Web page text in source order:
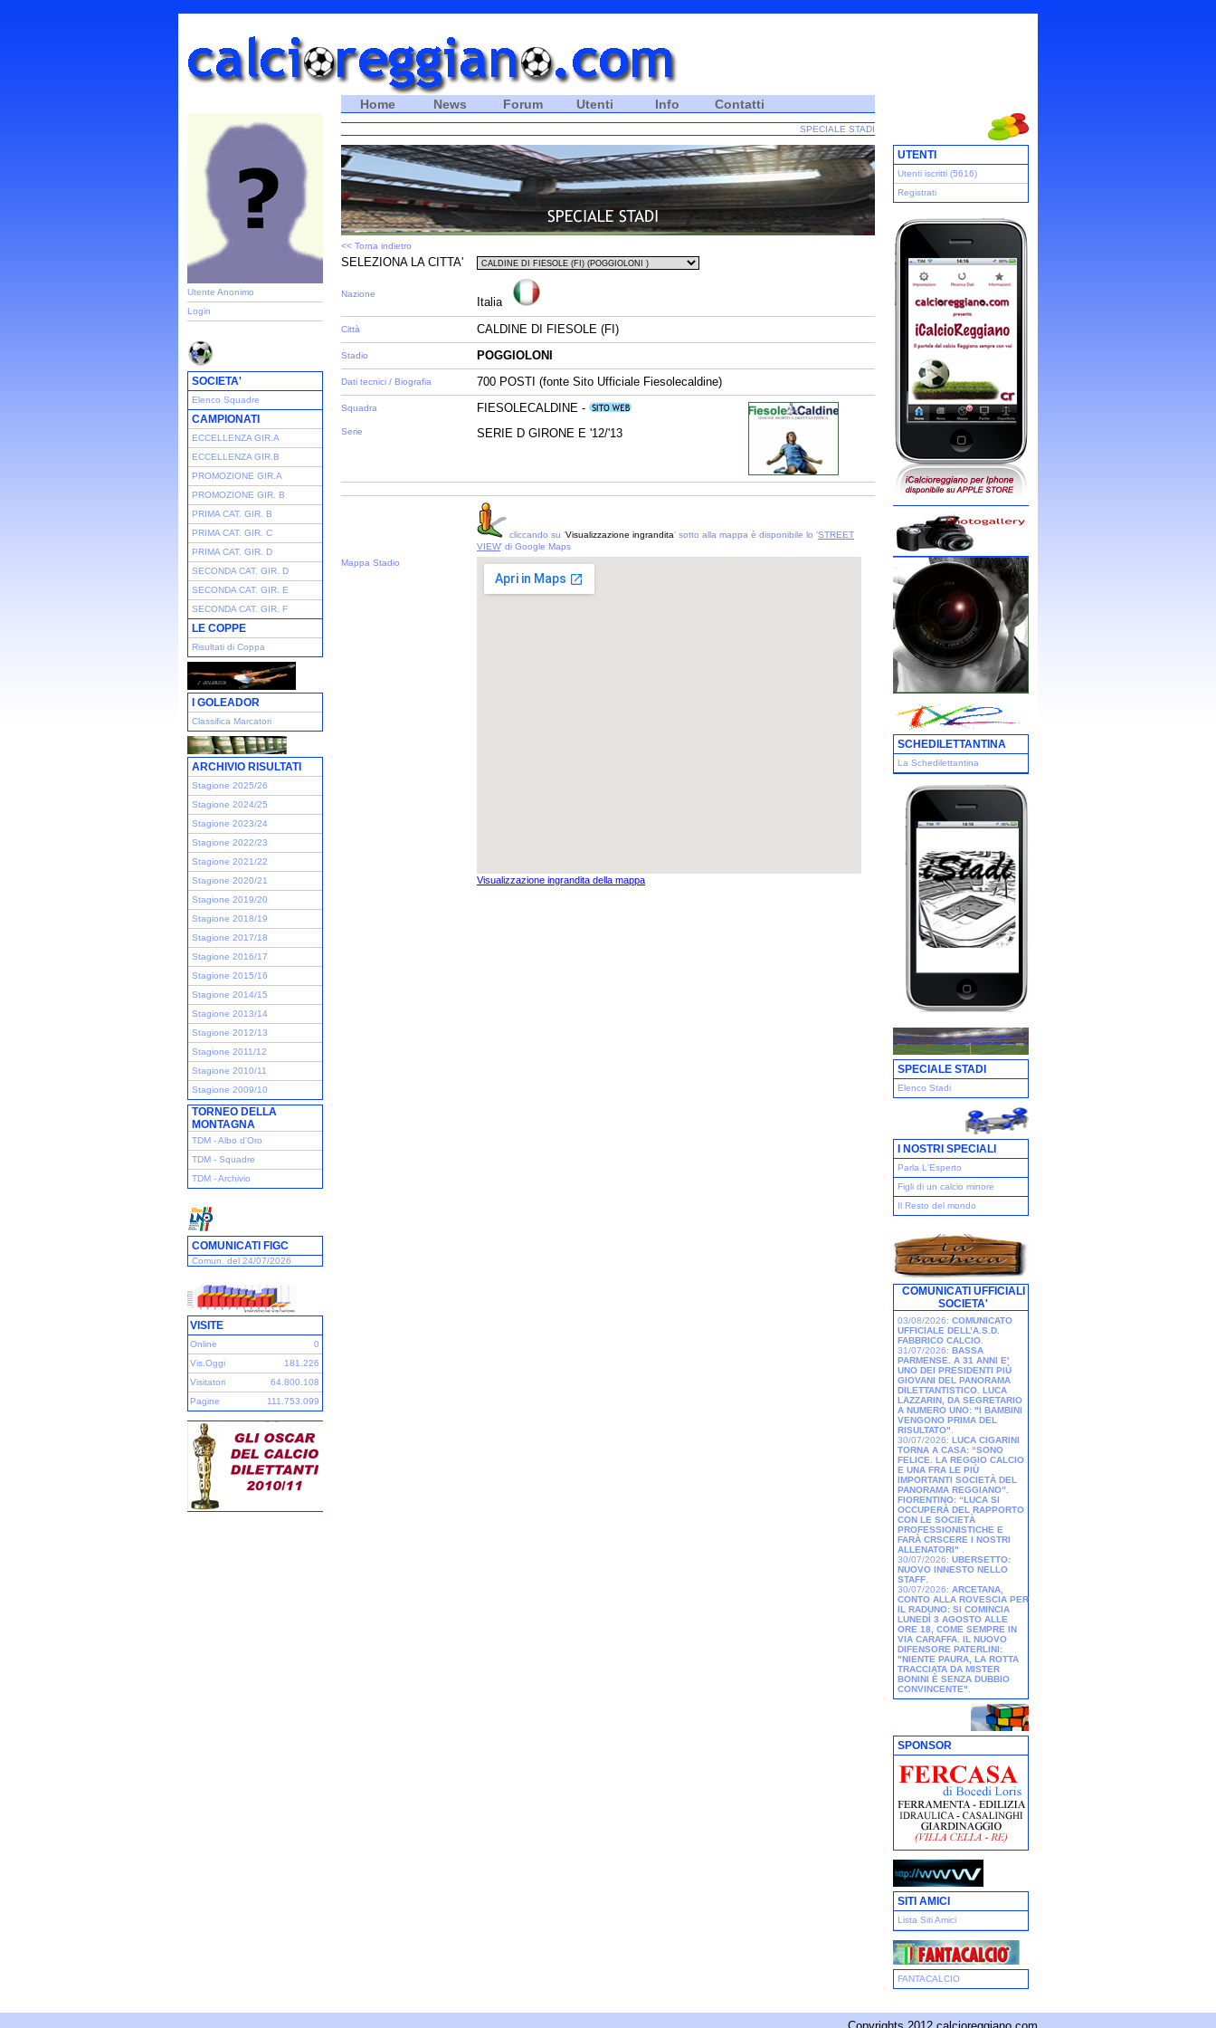
Utente Anonimo
Login
SOCIETA'
Elenco Squadre
CAMPIONATI
ECCELLENZA GIR.A
ECCELLENZA GIR.B
PROMOZIONE GIR.A
PROMOZIONE GIR. B
PRIMA CAT. GIR. B
PRIMA CAT. GIR. C
PRIMA CAT. GIR. D
SECONDA CAT. GIR. D
SECONDA CAT. GIR. E
SECONDA CAT. GIR. F
LE COPPE
Risultati di Coppa
I GOLEADOR
Classifica Marcatori
ARCHIVIO RISULTATI
Stagione 2025/26
Stagione 2024/25
Stagione 2023/24
Stagione 2022/23
Stagione 2021/22
Stagione 2020/21
Stagione 2019/20
Stagione 2018/19
Stagione 2017/18
Stagione 2016/17
Stagione 2015/16
Stagione 2014/15
Stagione 2013/14
Stagione 2012/13
Stagione 2011/12
Stagione 2010/11
Stagione 2009/10
TORNEO DELLA
MONTAGNA
TDM - Albo d'Oro
TDM - Squadre
TDM - Archivio
COMUNICATI FIGC
Comun. del 24/07/2026
VISITE
Online
0
Vis.Oggi
181.226
Visitatori
64.800.108
Pagine
111.753.099
Home News Forum Utenti Info Contatti
SPECIALE STADI
<< Torna indietro
SELEZIONA LA CITTA'
Nazione
Italia
Città CALDINE DI FIESOLE (FI)
Stadio POGGIOLONI
Dati tecnici / Biografia 700 POSTI (fonte Sito Ufficiale Fiesolecaldine)
Squadra
Serie
FIESOLECALDINE -
SERIE D GIRONE E '12/'13
cliccando su 'Visualizzazione ingrandita' sotto alla mappa è disponibile lo 'STREET
VIEW' di Google Maps
Mappa Stadio
Visualizzazione ingrandita della mappa
UTENTI
Utenti iscritti (5616)
Registrati
SCHEDILETTANTINA
La Schedilettantina
SPECIALE STADI
Elenco Stadi
I NOSTRI SPECIALI
Parla L'Esperto
Figli di un calcio minore
Il Resto del mondo
COMUNICATI UFFICIALI
SOCIETA'
03/08/2026: COMUNICATO
UFFICIALE DELL’A.S.D.
FABBRICO CALCIO
31/07/2026: BASSA
PARMENSE. A 31 ANNI E'
UNO DEI PRESIDENTI PIÙ
GIOVANI DEL PANORAMA
DILETTANTISTICO. LUCA
LAZZARIN, DA SEGRETARIO
A NUMERO UNO: "I BAMBINI
VENGONO PRIMA DEL
RISULTATO"
30/07/2026: LUCA CIGARINI
TORNA A CASA: “SONO
FELICE. LA REGGIO CALCIO
E UNA FRA LE PIÙ
IMPORTANTI SOCIETÀ DEL
PANORAMA REGGIANO”.
FIORENTINO: “LUCA SI
OCCUPERÀ DEL RAPPORTO
CON LE SOCIETÀ
PROFESSIONISTICHE E
FARÀ CRSCERE I NOSTRI
ALLENATORI"
30/07/2026: UBERSETTO:
NUOVO INNESTO NELLO
STAFF
30/07/2026: ARCETANA,
CONTO ALLA ROVESCIA PER
IL RADUNO: SI COMINCIA
LUNEDÌ 3 AGOSTO ALLE
ORE 18, COME SEMPRE IN
VIA CARAFFA. IL NUOVO
DIFENSORE PATERLINI:
"NIENTE PAURA, LA ROTTA
TRACCIATA DA MISTER
BONINI È SENZA DUBBIO
CONVINCENTE"
SPONSOR
SITI AMICI
Lista Siti Amici
FANTACALCIO